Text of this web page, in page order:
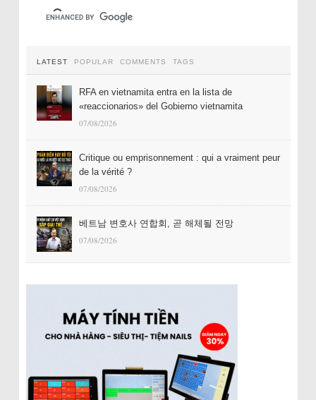
LATEST POPULAR COMMENTS TAGS
RFA en vietnamita entra en la lista de
«reaccionarios» del Gobierno vietnamita
07/08/2026
Critique ou emprisonnement : qui a vraiment peur
de la vérité ?
07/08/2026
베트남 변호사 연합회, 곧 해체될 전망
07/08/2026